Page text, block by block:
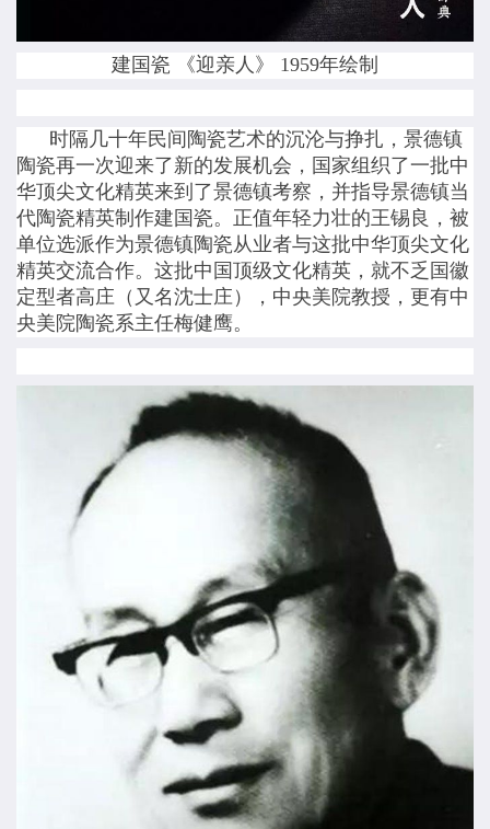
建国瓷 《迎亲人》 1959年绘制
时隔几十年民间陶瓷艺术的沉沦与挣扎，景德镇
陶瓷再一次迎来了新的发展机会，国家组织了一批中
华顶尖文化精英来到了景德镇考察，并指导景德镇当
代陶瓷精英制作建国瓷。正值年轻力壮的王锡良，被
单位选派作为景德镇陶瓷从业者与这批中华顶尖文化
精英交流合作。这批中国顶级文化精英，就不乏国徽
定型者高庄（又名沈士庄），中央美院教授，更有中
央美院陶瓷系主任梅健鹰。